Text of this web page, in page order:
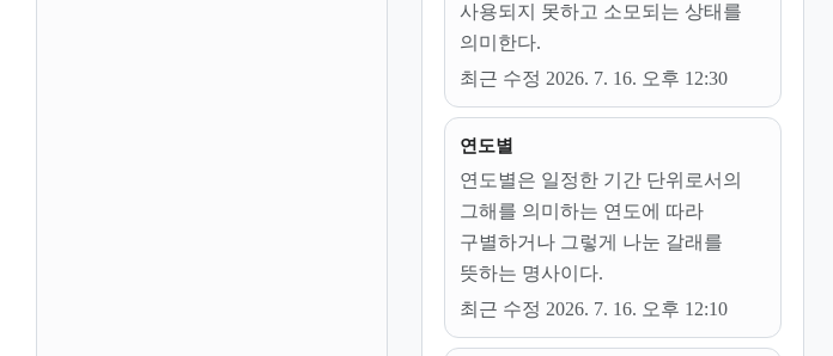
사용되지 못하고 소모되는 상태를
의미한다.
최근 수정 2026. 7. 16. 오후 12:30
연도별
연도별은 일정한 기간 단위로서의
그해를 의미하는 연도에 따라
구별하거나 그렇게 나눈 갈래를
뜻하는 명사이다.
최근 수정 2026. 7. 16. 오후 12:10